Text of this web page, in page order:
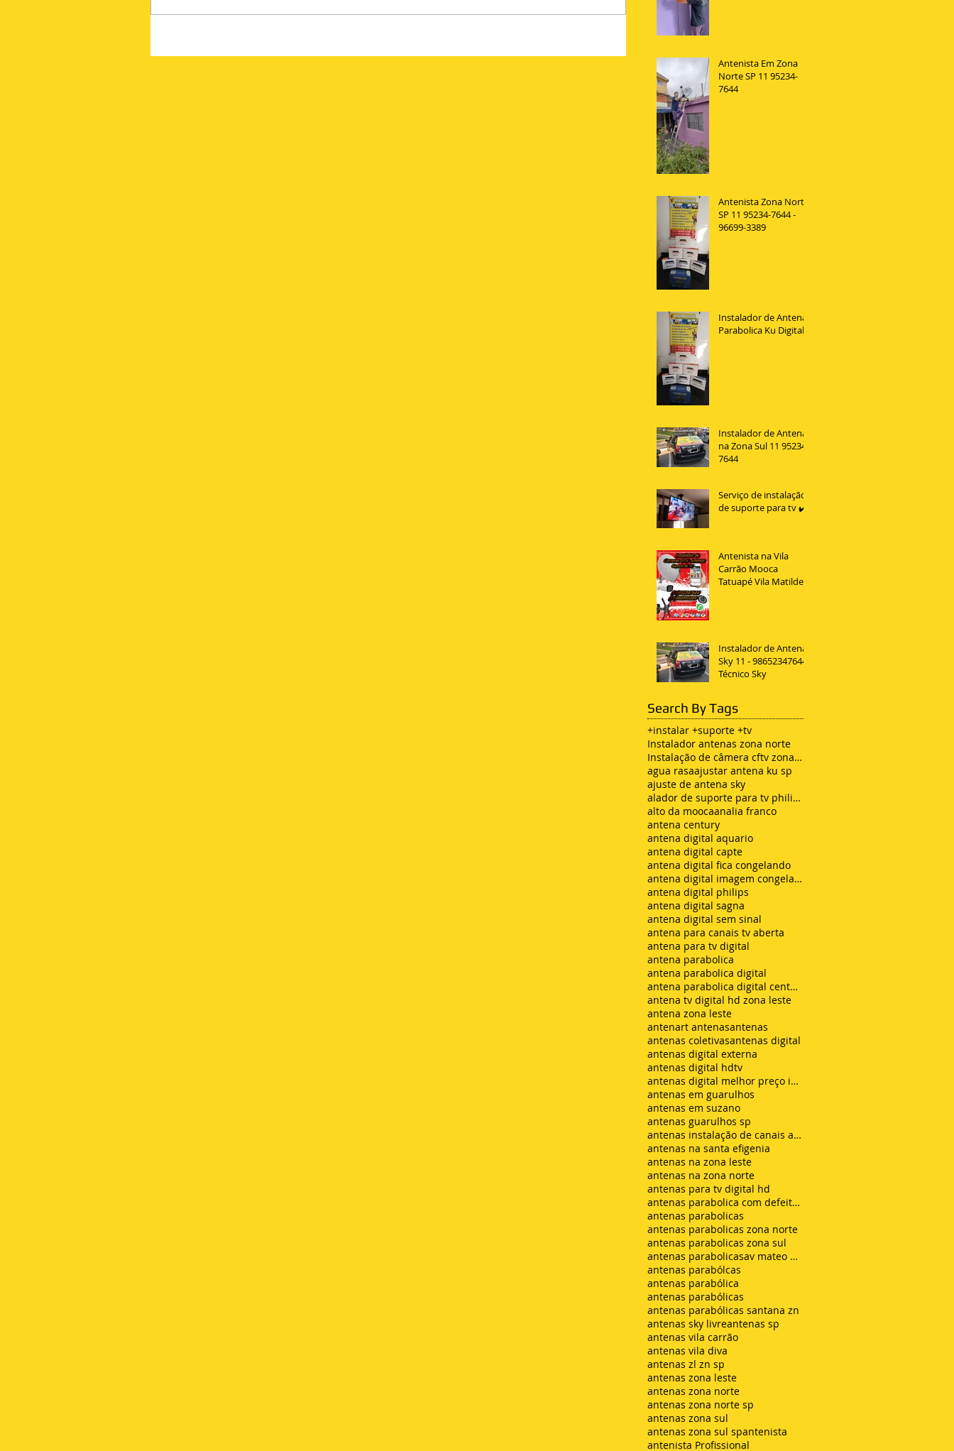
Antenista Em Zona
Norte SP 11 95234-
7644
Antenista Zona Norte
SP 11 95234-7644 -
96699-3389
Instalador de Antena
Parabolica Ku Digital
Instalador de Antenas
na Zona Sul 11 95234
7644
Serviço de instalação
de suporte para tv ✔️
Antenista na Vila
Carrão Mooca
Tatuapé Vila Matilde
Instalador de Antena
Sky 11 - 98652347644
Técnico Sky
Search By Tags
+instalar +suporte +tv
Instalador antenas zona norte
Instalação de câmera cftv zona leste sp
agua rasaajustar antena ku sp
ajuste de antena sky
alador de suporte para tv philips
alto da moocaanalia franco
antena century
antena digital aquario
antena digital capte
antena digital fica congelando
antena digital imagem congelando
antena digital philips
antena digital sagna
antena digital sem sinal
antena para canais tv aberta
antena para tv digital
antena parabolica
antena parabolica digital
antena parabolica digital century
antena tv digital hd zona leste
antena zona leste
antenart antenasantenas
antenas coletivasantenas digital
antenas digital externa
antenas digital hdtv
antenas digital melhor preço instalada
antenas em guarulhos
antenas em suzano
antenas guarulhos sp
antenas instalação de canais abertos de tv net zon
antenas na santa efigenia
antenas na zona leste
antenas na zona norte
antenas para tv digital hd
antenas parabolica com defeito sem sinal chuvisco
antenas parabolicas
antenas parabolicas zona norte
antenas parabolicas zona sul
antenas parabolicasav mateo bei são mateus
antenas parabólcas
antenas parabólica
antenas parabólicas
antenas parabólicas santana zn
antenas sky livreantenas sp
antenas vila carrão
antenas vila diva
antenas zl zn sp
antenas zona leste
antenas zona norte
antenas zona norte sp
antenas zona sul
antenas zona sul spantenista
antenista Profissional